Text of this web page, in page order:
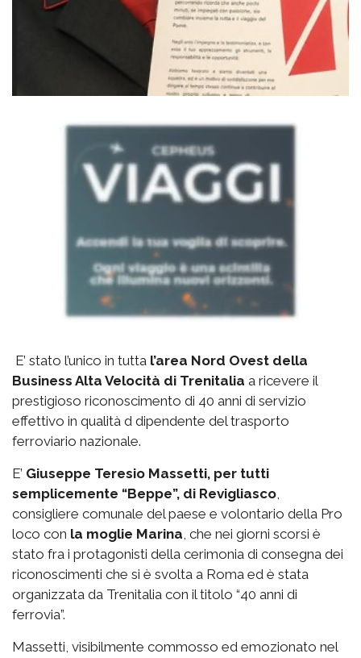
E’ stato l’unico in tutta l’area Nord Ovest della
Business Alta Velocità di Trenitalia a ricevere il
prestigioso riconoscimento di 40 anni di servizio
effettivo in qualità d dipendente del trasporto
ferroviario nazionale.
E’ Giuseppe Teresio Massetti, per tutti
semplicemente “Beppe”, di Revigliasco,
consigliere comunale del paese e volontario della Pro
loco con la moglie Marina, che nei giorni scorsi è
stato fra i protagonisti della cerimonia di consegna dei
riconoscimenti che si è svolta a Roma ed è stata
organizzata da Trenitalia con il titolo “40 anni di
ferrovia”.
Massetti, visibilmente commosso ed emozionato nel